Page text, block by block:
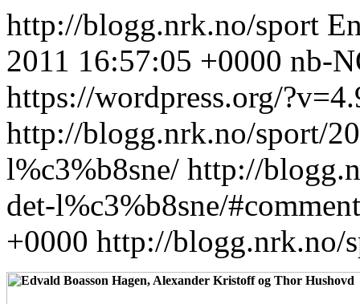
http://blogg.nrk.no/sport
2011 16:57:05 +0000 nb-
https://wordpress.org/
http://blogg.nrk.no/sport/
l%c3%b8sne/ http://
det-l%c3%b8sne/
+0000 http://blogg.nrk.no/